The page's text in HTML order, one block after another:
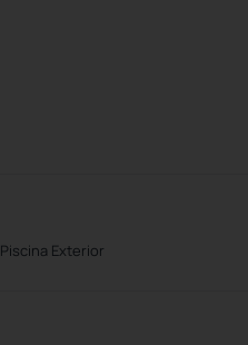
Piscina Exterior